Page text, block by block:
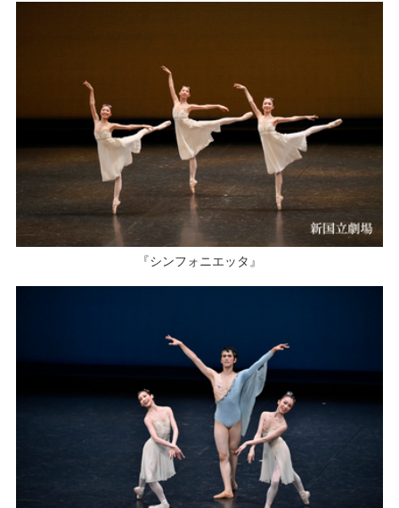
『シンフォニエッタ』